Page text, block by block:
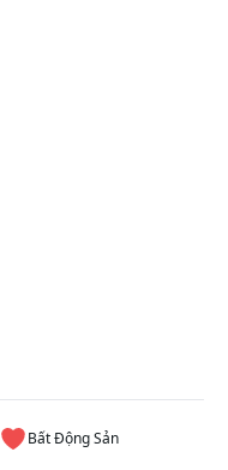
Bất Động Sản